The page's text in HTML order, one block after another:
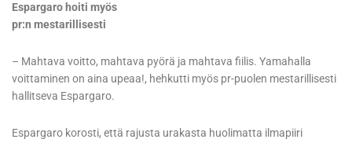
Espargaro hoiti myös
pr:n mestarillisesti
– Mahtava voitto, mahtava pyörä ja mahtava fiilis. Yamahalla
voittaminen on aina upeaa!, hehkutti myös pr-puolen mestarillisesti
hallitseva Espargaro.
Espargaro korosti, että rajusta urakasta huolimatta ilmapiiri